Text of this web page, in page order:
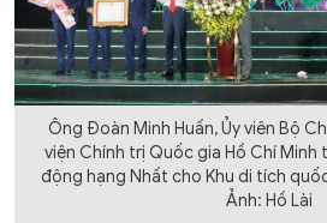
Ông Đoàn Minh Huấn, Ủy viên Bộ
viện Chính trị Quốc gia Hồ Chí Minh
động hạng Nhất cho Khu di tích
Ảnh: Hồ Lài